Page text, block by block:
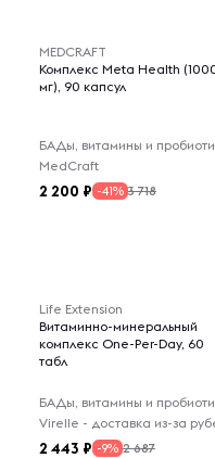
MEDCRAFT
Комплекс Meta Health
мг), 90 капсул
БАДы, витамины и
MedCraft
2 200 -41% 3 718
Life Extension
Витаминно-минеральный
комплекс One-Per-Day, 60
табл
БАДы, витамины и
2 443 -9% 2 687